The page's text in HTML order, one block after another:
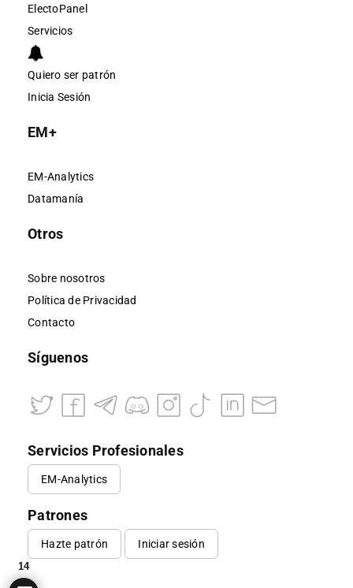
ElectoPanel
Servicios
Quiero ser patrón
Inicia Sesión
EM+
EM-Analytics
Datamanía
Otros
Sobre nosotros
Política de Privacidad
Contacto
Síguenos
Servicios Profesionales
EM-Analytics
Patrones
Hazte patrón Iniciar sesión
14